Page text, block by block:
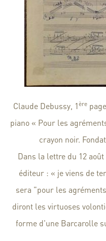
Claude Debussy, 1ère
piano « Pour les
crayon noir.
Dans la lettre du 12
éditeur : « je viens de
sera "pour les
diront les virtuoses
forme d'une Barcarolle